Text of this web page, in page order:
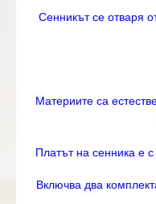
Сенникът се отваря
Материите са
Платът на сенника е
Включва два